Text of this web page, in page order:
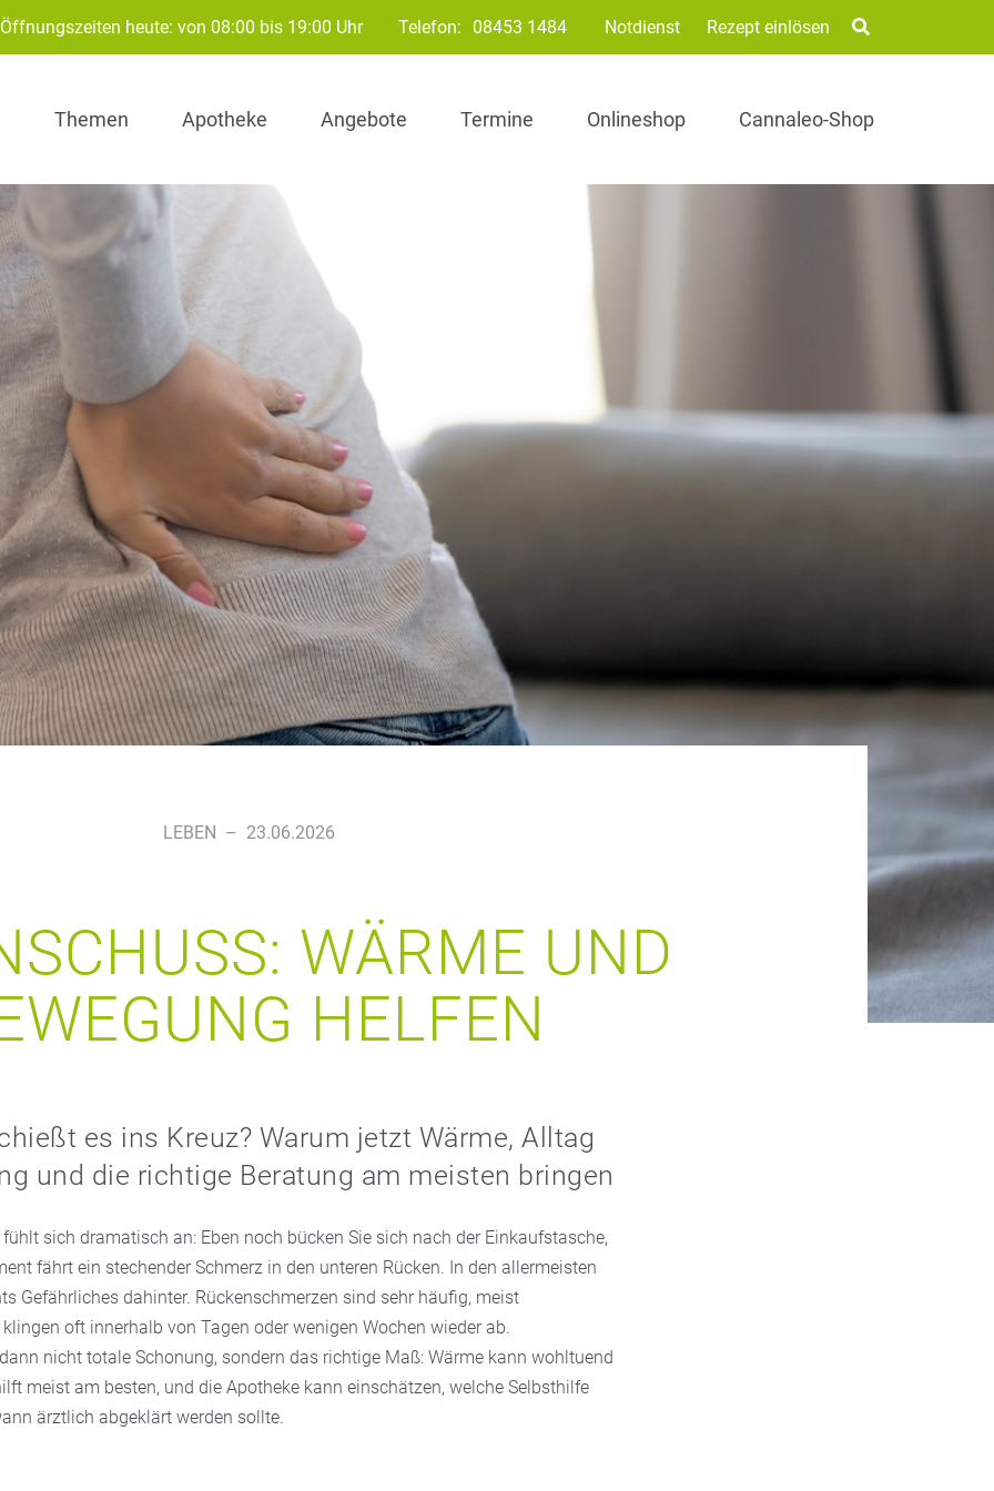
Öffnungszeiten heute: von 08:00 bis 19:00 Uhr Telefon: 08453 1484 Notdienst Rezept einlösen
Themen Apotheke Angebote Termine Onlineshop Cannaleo-Shop
LEBEN – 23.06.2026
WÄRME UND
HELFEN
es ins Kreuz? Warum jetzt Wärme, Alltag
und die richtige Beratung am meisten bringen
sich dramatisch an: Eben noch bücken Sie sich nach der Einkaufstasche,
fährt ein stechender Schmerz in den unteren Rücken. In den allermeisten
Gefährliches dahinter. Rückenschmerzen sind sehr häufig, meist
oft innerhalb von Tagen oder wenigen Wochen wieder ab.
nicht totale Schonung, sondern das richtige Maß: Wärme kann wohltuend
meist am besten, und die Apotheke kann einschätzen, welche Selbsthilfe
ärztlich abgeklärt werden sollte.